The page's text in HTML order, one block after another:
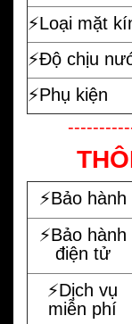
⚡️Loại mặt
⚡️Độ chịu
⚡️Phụ kiện
⚡️Bảo hành
⚡️Bảo hành
điện tử
⚡️Dịch vụ
miễn phí